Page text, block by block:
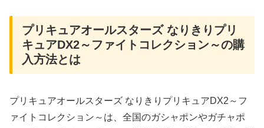
プリキュアオールスターズ なりきりプリ
キュアDX2～ファイトコレクション～の購
入方法とは
プリキュアオールスターズ なりきりプリキュアDX2～フ
ァイトコレクション～は、全国のガシャポンやガチャポ